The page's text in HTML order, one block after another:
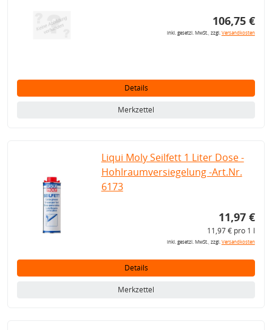
106,75 €
inkl. gesetzl. MwSt., zzgl.Versandkosten
Details
Merkzettel
Liqui Moly Seilfett 1 Liter Dose -
Hohlraumversiegelung -Art.Nr.
6173
11,97 €
11,97 € pro 1 l
inkl. gesetzl. MwSt., zzgl.Versandkosten
Details
Merkzettel